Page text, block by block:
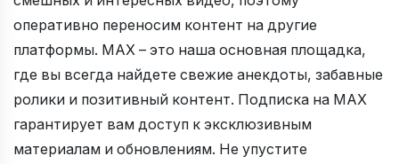
оперативно переносим контент на другие
платформы. MAX – это наша основная площадка,
где вы всегда найдете свежие анекдоты, забавные
ролики и позитивный контент. Подписка на MAX
гарантирует вам доступ к эксклюзивным
материалам и обновлениям. Не упустите